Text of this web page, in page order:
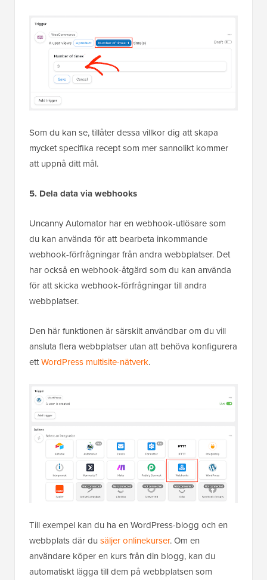
Som du kan se, tillåter dessa villkor dig att skapa
mycket specifika recept som mer sannolikt kommer
att uppnå ditt mål.
5. Dela data via webhooks
Uncanny Automator har en webhook-utlösare som
du kan använda för att bearbeta inkommande
webhook-förfrågningar från andra webbplatser. Det
har också en webhook-åtgärd som du kan använda
för att skicka webhook-förfrågningar till andra
webbplatser.
Den här funktionen är särskilt användbar om du vill
ansluta flera webbplatser utan att behöva konfigurera
ettWordPress multisite-nätverk.
Till exempel kan du ha en WordPress-blogg och en
webbplats där du säljer onlinekurser. Om en
användare köper en kurs från din blogg, kan du
automatiskt lägga till dem på webbplatsen som